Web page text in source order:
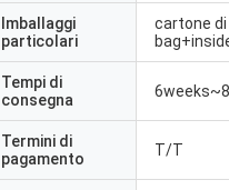
Imballaggi
particolari
cartone
Tempi di
consegna
Termini di
pagamento
T/T